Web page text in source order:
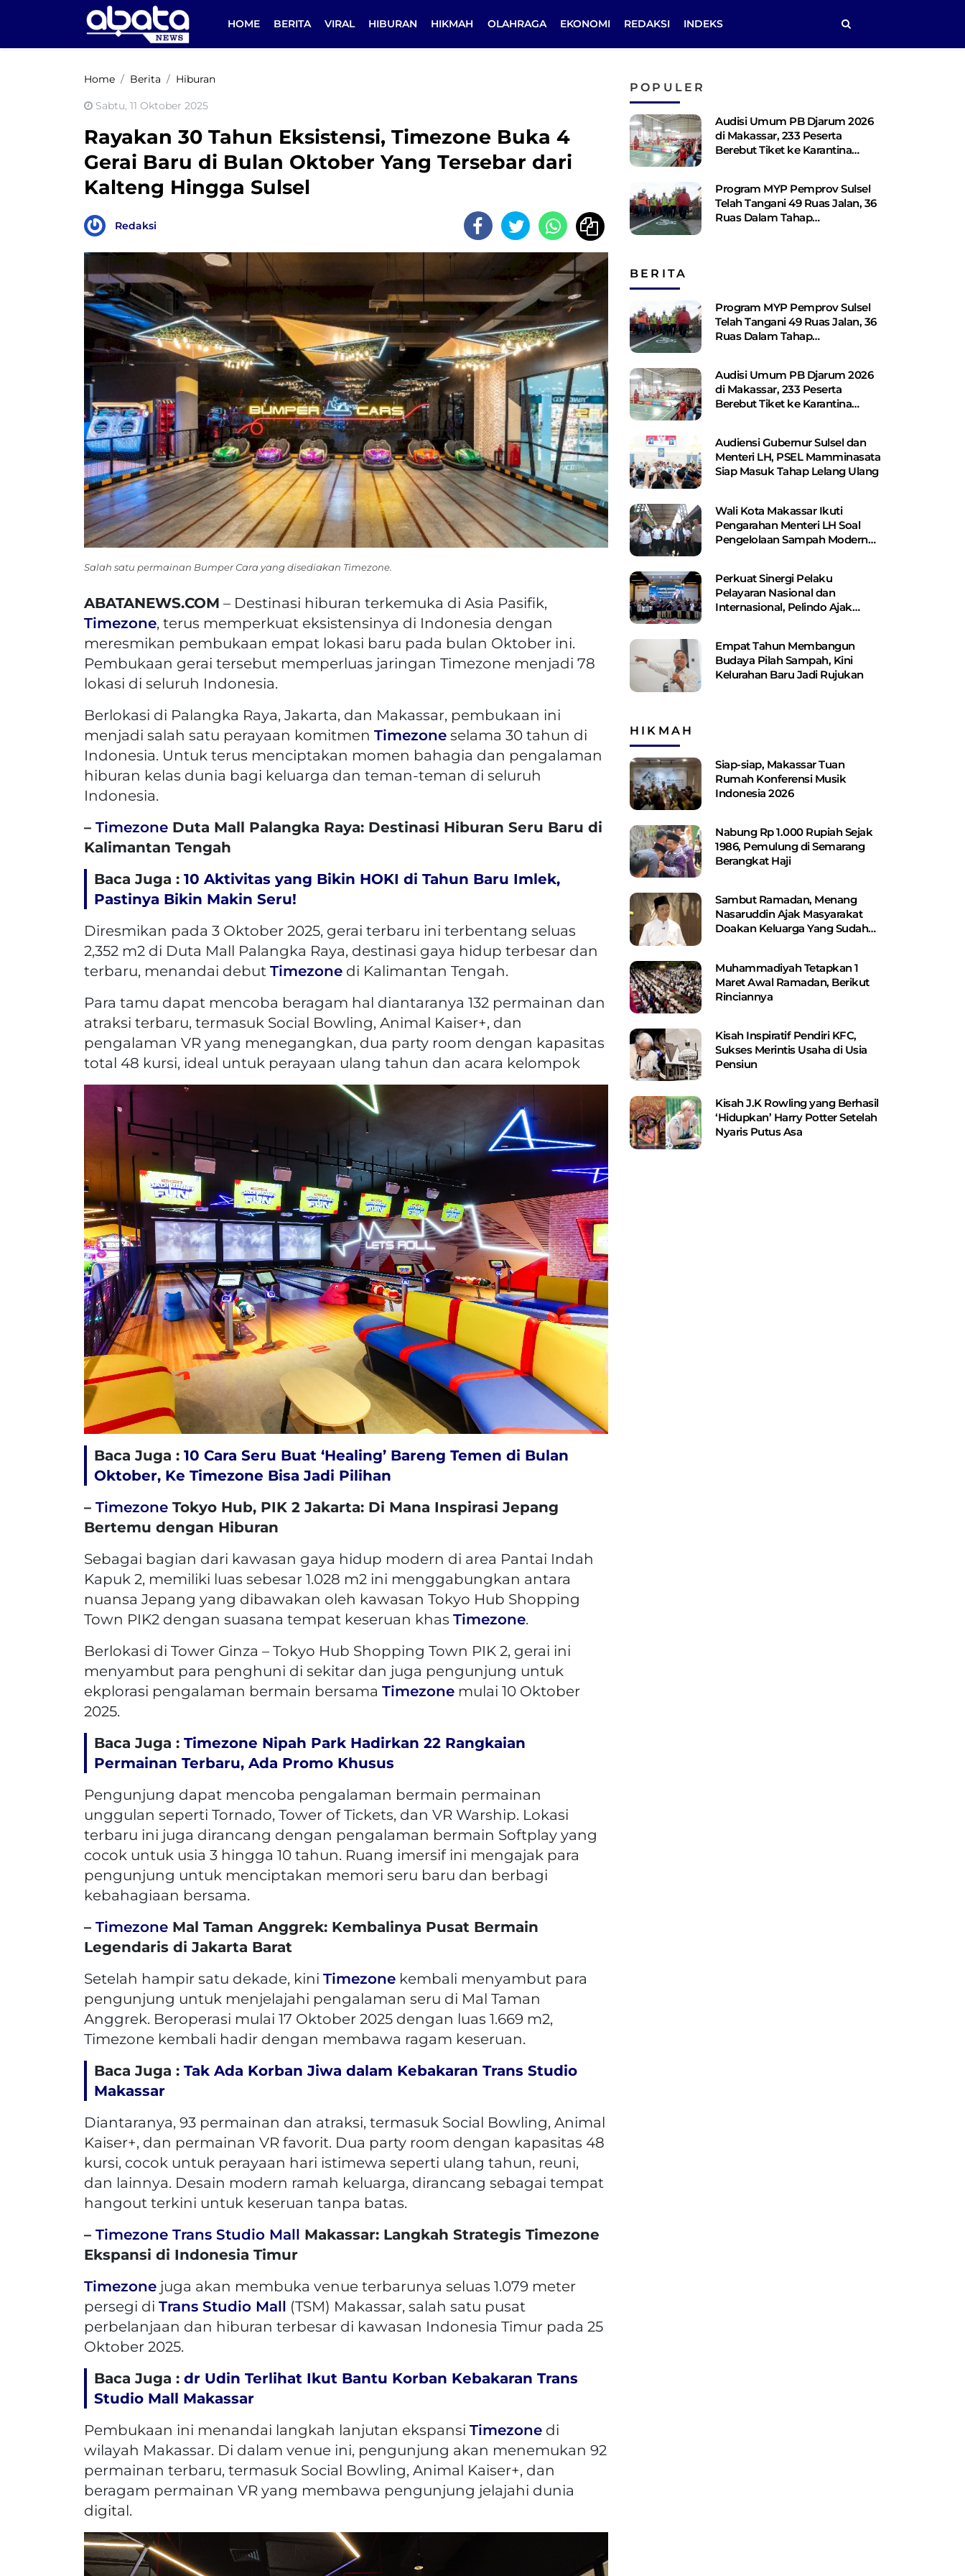
HOME BERITA VIRAL HIBURAN HIKMAH OLAHRAGA EKONOMI REDAKSI INDEKS
Home Berita Hiburan
Sabtu, 11 Oktober 2025
Rayakan 30 Tahun Eksistensi, Timezone Buka 4
Gerai Baru di Bulan Oktober Yang Tersebar dari
Kalteng Hingga Sulsel
Redaksi
Salah satu permainan Bumper Cara yang disediakan Timezone.
ABATANEWS.COM – Destinasi hiburan terkemuka di Asia Pasifik,
Timezone, terus memperkuat eksistensinya di Indonesia dengan
meresmikan pembukaan empat lokasi baru pada bulan Oktober ini.
Pembukaan gerai tersebut memperluas jaringan Timezone menjadi 78
lokasi di seluruh Indonesia.
Berlokasi di Palangka Raya, Jakarta, dan Makassar, pembukaan ini
menjadi salah satu perayaan komitmen Timezone selama 30 tahun di
Indonesia. Untuk terus menciptakan momen bahagia dan pengalaman
hiburan kelas dunia bagi keluarga dan teman-teman di seluruh
Indonesia.
– Timezone Duta Mall Palangka Raya: Destinasi Hiburan Seru Baru di
Kalimantan Tengah
Baca Juga : 10 Aktivitas yang Bikin HOKI di Tahun Baru Imlek,
Pastinya Bikin Makin Seru!
Diresmikan pada 3 Oktober 2025, gerai terbaru ini terbentang seluas
2,352 m2 di Duta Mall Palangka Raya, destinasi gaya hidup terbesar dan
terbaru, menandai debut Timezone di Kalimantan Tengah.
Para tamu dapat mencoba beragam hal diantaranya 132 permainan dan
atraksi terbaru, termasuk Social Bowling, Animal Kaiser+, dan
pengalaman VR yang menegangkan, dua party room dengan kapasitas
total 48 kursi, ideal untuk perayaan ulang tahun dan acara kelompok
Baca Juga : 10 Cara Seru Buat ‘Healing’ Bareng Temen di Bulan
Oktober, Ke Timezone Bisa Jadi Pilihan
– Timezone Tokyo Hub, PIK 2 Jakarta: Di Mana Inspirasi Jepang
Bertemu dengan Hiburan
Sebagai bagian dari kawasan gaya hidup modern di area Pantai Indah
Kapuk 2, memiliki luas sebesar 1.028 m2 ini menggabungkan antara
nuansa Jepang yang dibawakan oleh kawasan Tokyo Hub Shopping
Town PIK2 dengan suasana tempat keseruan khas Timezone.
Berlokasi di Tower Ginza – Tokyo Hub Shopping Town PIK 2, gerai ini
menyambut para penghuni di sekitar dan juga pengunjung untuk
ekplorasi pengalaman bermain bersama Timezone mulai 10 Oktober
2025.
Baca Juga : Timezone Nipah Park Hadirkan 22 Rangkaian
Permainan Terbaru, Ada Promo Khusus
Pengunjung dapat mencoba pengalaman bermain permainan
unggulan seperti Tornado, Tower of Tickets, dan VR Warship. Lokasi
terbaru ini juga dirancang dengan pengalaman bermain Softplay yang
cocok untuk usia 3 hingga 10 tahun. Ruang imersif ini mengajak para
pengunjung untuk menciptakan memori seru baru dan berbagi
kebahagiaan bersama.
– Timezone Mal Taman Anggrek: Kembalinya Pusat Bermain
Legendaris di Jakarta Barat
Setelah hampir satu dekade, kini Timezone kembali menyambut para
pengunjung untuk menjelajahi pengalaman seru di Mal Taman
Anggrek. Beroperasi mulai 17 Oktober 2025 dengan luas 1.669 m2,
Timezone kembali hadir dengan membawa ragam keseruan.
Baca Juga : Tak Ada Korban Jiwa dalam Kebakaran Trans Studio
Makassar
Diantaranya, 93 permainan dan atraksi, termasuk Social Bowling, Animal
Kaiser+, dan permainan VR favorit. Dua party room dengan kapasitas 48
kursi, cocok untuk perayaan hari istimewa seperti ulang tahun, reuni,
dan lainnya. Desain modern ramah keluarga, dirancang sebagai tempat
hangout terkini untuk keseruan tanpa batas.
– Timezone Trans Studio Mall Makassar: Langkah Strategis Timezone
Ekspansi di Indonesia Timur
Timezone juga akan membuka venue terbarunya seluas 1.079 meter
persegi di Trans Studio Mall (TSM) Makassar, salah satu pusat
perbelanjaan dan hiburan terbesar di kawasan Indonesia Timur pada 25
Oktober 2025.
Baca Juga : dr Udin Terlihat Ikut Bantu Korban Kebakaran Trans
Studio Mall Makassar
Pembukaan ini menandai langkah lanjutan ekspansi Timezone di
wilayah Makassar. Di dalam venue ini, pengunjung akan menemukan 92
permainan terbaru, termasuk Social Bowling, Animal Kaiser+, dan
beragam permainan VR yang membawa pengunjung jelajahi dunia
digital.
POPULER
Audisi Umum PB Djarum 2026
di Makassar, 233 Peserta
Berebut Tiket ke Karantina
Program MYP Pemprov Sulsel
Telah Tangani 49 Ruas Jalan, 36
Ruas Dalam Tahap
BERITA
Program MYP Pemprov Sulsel
Telah Tangani 49 Ruas Jalan, 36
Ruas Dalam Tahap
Audisi Umum PB Djarum 2026
di Makassar, 233 Peserta
Berebut Tiket ke Karantina
Audiensi Gubernur Sulsel dan
Menteri LH, PSEL Mamminasata
Siap Masuk Tahap Lelang Ulang
Wali Kota Makassar Ikuti
Pengarahan Menteri LH Soal
Pengelolaan Sampah Modern
Perkuat Sinergi Pelaku
Pelayaran Nasional dan
Internasional, Pelindo Ajak
Empat Tahun Membangun
Budaya Pilah Sampah, Kini
Kelurahan Baru Jadi Rujukan
HIKMAH
Siap-siap, Makassar Tuan
Rumah Konferensi Musik
Indonesia 2026
Nabung Rp 1.000 Rupiah Sejak
1986, Pemulung di Semarang
Berangkat Haji
Sambut Ramadan, Menang
Nasaruddin Ajak Masyarakat
Doakan Keluarga Yang Sudah
Muhammadiyah Tetapkan 1
Maret Awal Ramadan, Berikut
Rinciannya
Kisah Inspiratif Pendiri KFC,
Sukses Merintis Usaha di Usia
Pensiun
Kisah J.K Rowling yang Berhasil
‘Hidupkan’ Harry Potter Setelah
Nyaris Putus Asa